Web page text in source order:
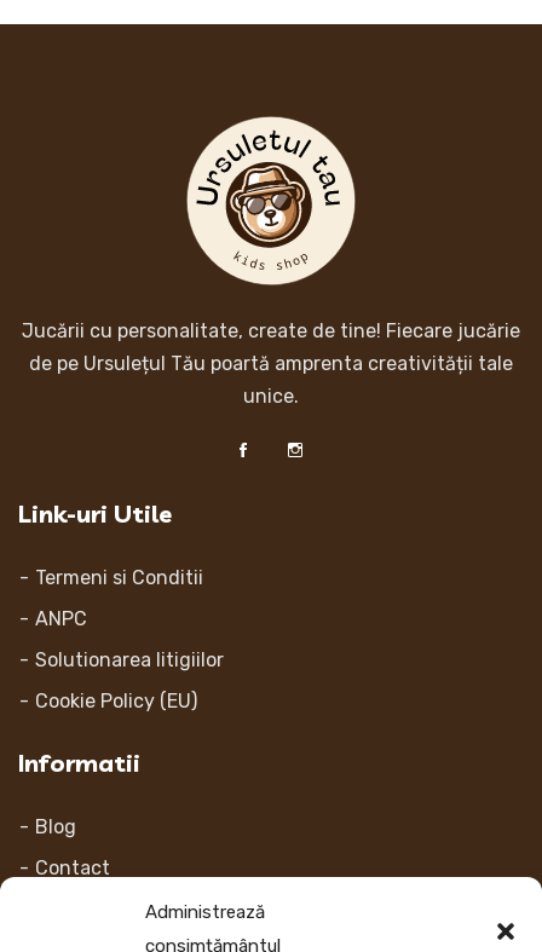
Administrează
consimțământul
Jucării cu personalitate, create de tine! Fiecare jucărie
de pe Ursulețul Tău poartă amprenta creativității tale
unice.
Link-uri Utile
Termeni si Conditii
ANPC
Solutionarea litigiilor
Cookie Policy (EU)
Informatii
Blog
Contact